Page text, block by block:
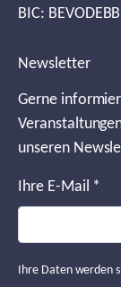
BIC: BEVODEBB
Newsletter
Gerne
unseren
Ihre E-Mail *
Ihre Daten werden